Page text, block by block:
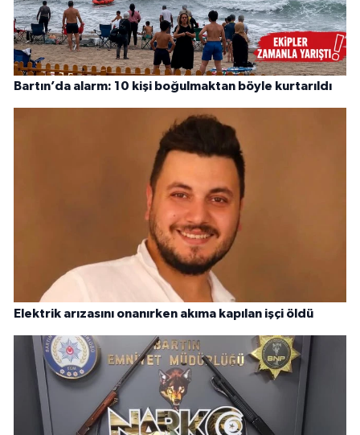
Bartın’da alarm: 10 kişi boğulmaktan böyle kurtarıldı
Elektrik arızasını onanırken akıma kapılan işçi öldü